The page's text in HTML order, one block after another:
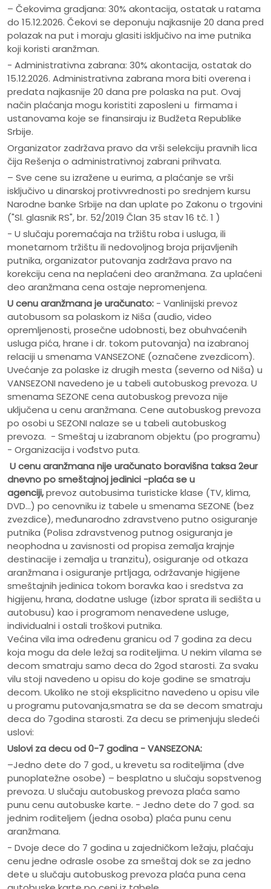
– Čekovima gradjana: 30% akontacija, ostatak u ratama
do 15.12.2026. Čekovi se deponuju najkasnije 20 dana pred
polazak na put i moraju glasiti isključivo na ime putnika
koji koristi aranžman.
- Administrativna zabrana: 30% akontacija, ostatak do
15.12.2026. Administrativna zabrana mora biti overena i
predata najkasnije 20 dana pre polaska na put. Ovaj
način plaćanja mogu koristiti zaposleni u firmama i
ustanovama koje se finansiraju iz Budžeta Republike
Srbije.
Organizator zadržava pravo da vrši selekciju pravnih lica
čija Rešenja o administrativnoj zabrani prihvata.
– Sve cene su izražene u eurima, a plaćanje se vrši
isključivo u dinarskoj protivvrednosti po srednjem kursu
Narodne banke Srbije na dan uplate po Zakonu o trgovini
("Sl. glasnik RS", br. 52/2019 Član 35 stav 16 tč. 1 )
- U slučaju poremaćaja na tržištu roba i usluga, ili
monetarnom tržištu ili nedovoljnog broja prijavljenih
putnika, organizator putovanja zadržava pravo na
korekciju cena na neplaćeni deo aranžmana. Za uplaćeni
deo aranžmana cena ostaje nepromenjena.
U cenu aranžmana je uračunato: - Vanlinijski prevoz
autobusom sa polaskom iz Niša (audio, video
opremljenosti, prosečne udobnosti, bez obuhvaćenih
usluga pića, hrane i dr. tokom putovanja) na izabranoj
relaciji u smenama VANSEZONE (označene zvezdicom).
Uvećanje za polaske iz drugih mesta (severno od Niša) u
VANSEZONI navedeno je u tabeli autobuskog prevoza. U
smenama SEZONE cena autobuskog prevoza nije
uključena u cenu aranžmana. Cene autobuskog prevoza
po osobi u SEZONI nalaze se u tabeli autobuskog
prevoza. - Smeštaj u izabranom objektu (po programu)
- Organizacija i vođstvo puta.
U cenu aranžmana nije uračunatoboravišna taksa 2eur
dnevno po smeštajnoj jedinici -plaća se u
agenciji,prevoz autobusima turisticke klase (TV, klima,
DVD...) po cenovniku iz tabele u smenama SEZONE (bez
zvezdice), međunarodno zdravstveno putno osiguranje
putnika (Polisa zdravstvenog putnog osiguranja je
neophodna u zavisnosti od propisa zemalja krajnje
destinacije i zemalja u tranzitu), osiguranje od otkaza
aranžmana i osiguranje prtljaga, održavanje higijene
smeštajnih jedinica tokom boravka kao i sredstva za
higijenu, hrana, dodatne usluge (izbor sprata ili sedišta u
autobusu) kao i programom nenavedene usluge,
individualni i ostali troškovi putnika.
Većina vila ima određenu granicu od 7 godina za decu
koja mogu da dele ležaj sa roditeljima. U nekim vilama se
decom smatraju samo deca do 2god starosti. Za svaku
vilu stoji navedeno u opisu do koje godine se smatraju
decom. Ukoliko ne stoji eksplicitno navedeno u opisu vile
u programu putovanja,smatra se da se decom smatraju
deca do 7godina starosti. Za decu se primenjuju sledeći
uslovi:
Uslovi za decu od 0-7 godina - VANSEZONA:
–Jedno dete do 7 god., u krevetu sa roditeljima (dve
punoplatežne osobe) – besplatno u slučaju sopstvenog
prevoza. U slučaju autobuskog prevoza plaća samo
punu cenu autobuske karte. - Jedno dete do 7 god. sa
jednim roditeljem (jedna osoba) plaća punu cenu
aranžmana.
- Dvoje dece do 7 godina u zajedničkom ležaju, plaćaju
cenu jedne odrasle osobe za smeštaj dok se za jedno
dete u slučaju autobuskog prevoza plaća puna cena